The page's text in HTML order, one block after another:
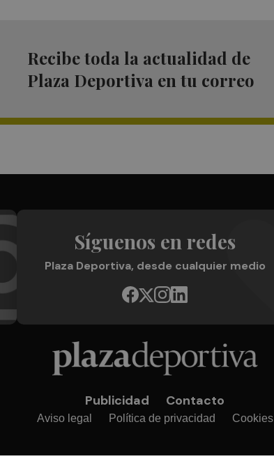
Recibe toda la actualidad de
Plaza Deportiva en tu correo
Síguenos en redes
Plaza Deportiva, desde cualquier medio
Publicidad Contacto
Aviso legal Política de privacidad Cookies